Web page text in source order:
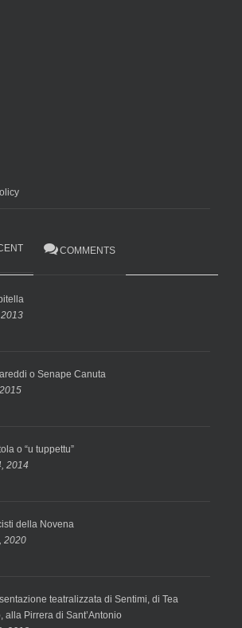
COMMENTS
o Senape Canuta
o “u tuppettu”
2014
della Novena
2020
teatralizzata di Sentimi, di Tea
alla Pirrera di Sant’Antonio